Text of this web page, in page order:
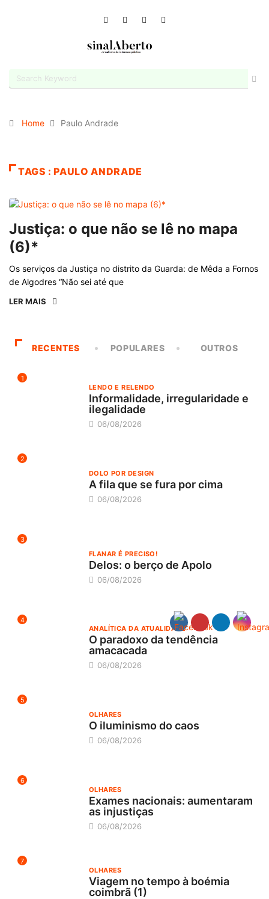
Home Paulo Andrade
TAGS : PAULO ANDRADE
Justiça: o que não se lê no mapa
(6)*
Os serviços da Justiça no distrito da Guarda: de Mêda a Fornos
de Algodres “Não sei até que
LER MAIS
RECENTES POPULARES OUTROS
1
LENDO E RELENDO
Informalidade, irregularidade e
ilegalidade
06/08/2026
2
DOLO POR DESIGN
A fila que se fura por cima
06/08/2026
3
FLANAR É PRECISO!
Delos: o berço de Apolo
06/08/2026
4
ANALÍTICA DA ATUALIDADE
O paradoxo da tendência
amacacada
06/08/2026
5
OLHARES
O iluminismo do caos
06/08/2026
6
OLHARES
Exames nacionais: aumentaram
as injustiças
06/08/2026
7
OLHARES
Viagem no tempo à boémia
coimbrã (1)